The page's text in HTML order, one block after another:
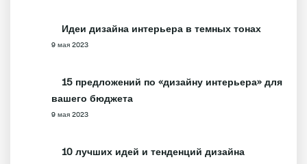
Идеи дизайна интерьера в темных тонах
9 мая 2023
15 предложений по «дизайну интерьера» для
вашего бюджета
9 мая 2023
10 лучших идей и тенденций дизайна